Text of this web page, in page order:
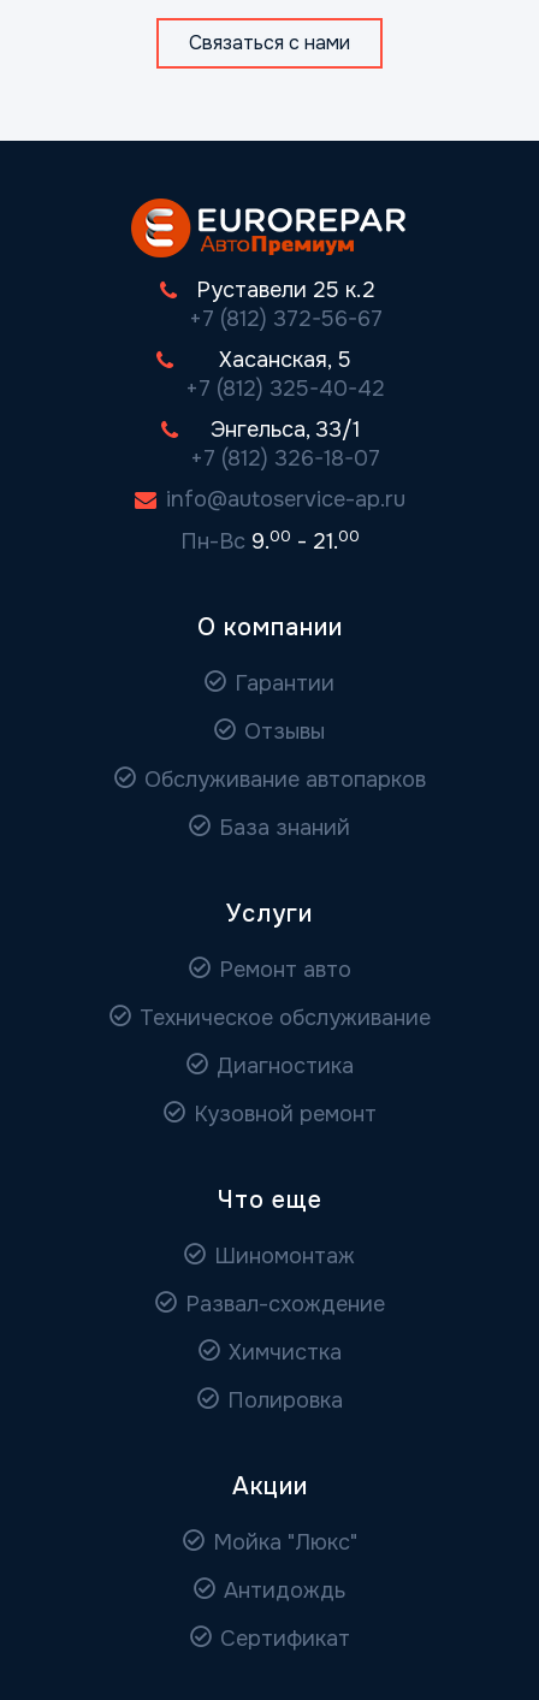
Связаться с нами
Руставели 25 к.2
+7 (812) 372-56-67
Хасанская, 5
+7 (812) 325-40-42
Энгельса, 33/1
+7 (812) 326-18-07
info@autoservice-ap.ru
Пн-Вс 9.00 - 21.00
О компании
Гарантии
Отзывы
Обслуживание автопарков
База знаний
Услуги
Ремонт авто
Техническое обслуживание
Диагностика
Кузовной ремонт
Что еще
Шиномонтаж
Развал-схождение
Химчистка
Полировка
Акции
Мойка "Люкс"
Антидождь
Сертификат